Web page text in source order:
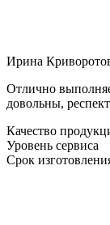
Ирина
Отлично
довольны,
Качество
Уровень сервиса
Срок